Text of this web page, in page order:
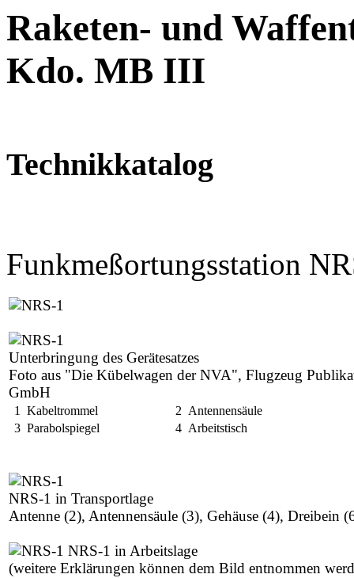
Raketen- und
Kdo. MB III
Technikkatalog
Funkmeßortungsstation
Unterbringung des Gerätesatzes
Foto aus "Die Kübelwagen der NVA", Flugzeug
GmbH
1 Kabeltrommel
2 Antennensäule
3 Parabolspiegel
4 Arbeitstisch
NRS-1 in Transportlage
Antenne (2), Antennensäule (3), Gehäuse (4), Dreibein
NRS-1 in Arbeitslage
(weitere Erklärungen können dem Bild entnommen